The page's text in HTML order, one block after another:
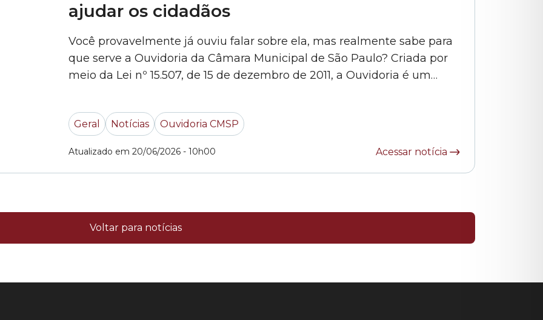
ajudar os cidadãos
Você provavelmente já ouviu falar sobre ela, mas realmente sabe para
que serve a Ouvidoria da Câmara Municipal de São Paulo? Criada por
meio da Lei nº 15.507, de 15 de dezembro de 2011, a Ouvidoria é um
Paulo. Por meio deste canal,... »
Geral Notícias Ouvidoria CMSP
Atualizado em 20/06/2026 - 10h00 Acessar notícia
Voltar para notícias